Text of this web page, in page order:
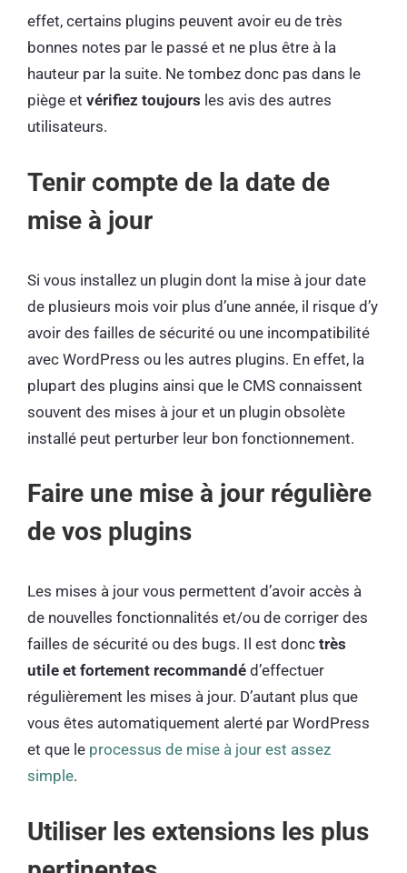
effet, certains plugins peuvent avoir eu de très
bonnes notes par le passé et ne plus être à la
hauteur par la suite. Ne tombez donc pas dans le
piège et vérifiez toujours les avis des autres
utilisateurs.
Tenir compte de la date de
mise à jour
Si vous installez un plugin dont la mise à jour date
de plusieurs mois voir plus d’une année, il risque d’y
avoir des failles de sécurité ou une incompatibilité
avec WordPress ou les autres plugins. En effet, la
plupart des plugins ainsi que le CMS connaissent
souvent des mises à jour et un plugin obsolète
installé peut perturber leur bon fonctionnement.
Faire une mise à jour régulière
de vos plugins
Les mises à jour vous permettent d’avoir accès à
de nouvelles fonctionnalités et/ou de corriger des
failles de sécurité ou des bugs. Il est donc très
utile et fortement recommandé d’effectuer
régulièrement les mises à jour. D’autant plus que
vous êtes automatiquement alerté par WordPress
et que le processus de mise à jour est assez
simple.
Utiliser les extensions les plus